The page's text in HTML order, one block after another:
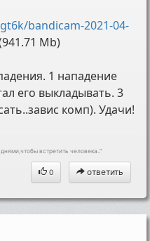
bandicam-2021-04-
Mb)
1 нападение
его выкладывать. 3
комп). Удачи!
встретить человека.."
0 ответить